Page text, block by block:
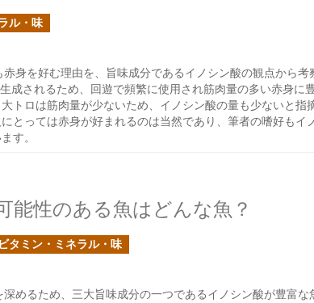
ル・味
身を好む理由を、旨味成分であるイノシン酸の観点から考
成されるため、回遊で頻繁に使用され筋肉量の多い赤身に
トロは筋肉量が少ないため、イノシン酸の量も少ないと指
とっては赤身が好まれるのは当然であり、筆者の嗜好もイ
す。
能性のある魚はどんな魚？
ビタミン・ミネラル・味
めるため、三大旨味成分の一つであるイノシン酸が豊富な